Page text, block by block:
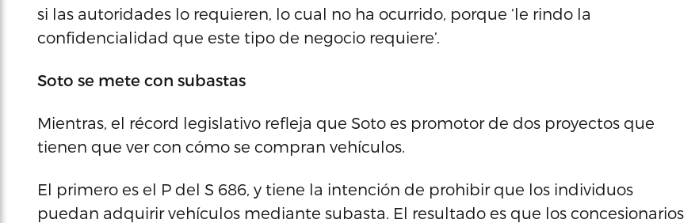
si las autoridades lo requieren, lo cual no ha ocurrido, porque ‘le rindo la
confidencialidad que este tipo de negocio requiere’.
Soto se mete con subastas
Mientras, el récord legislativo refleja que Soto es promotor de dos proyectos que
tienen que ver con cómo se compran vehículos.
El primero es el P del S 686, y tiene la intención de prohibir que los individuos
puedan adquirir vehículos mediante subasta. El resultado es que los concesionarios